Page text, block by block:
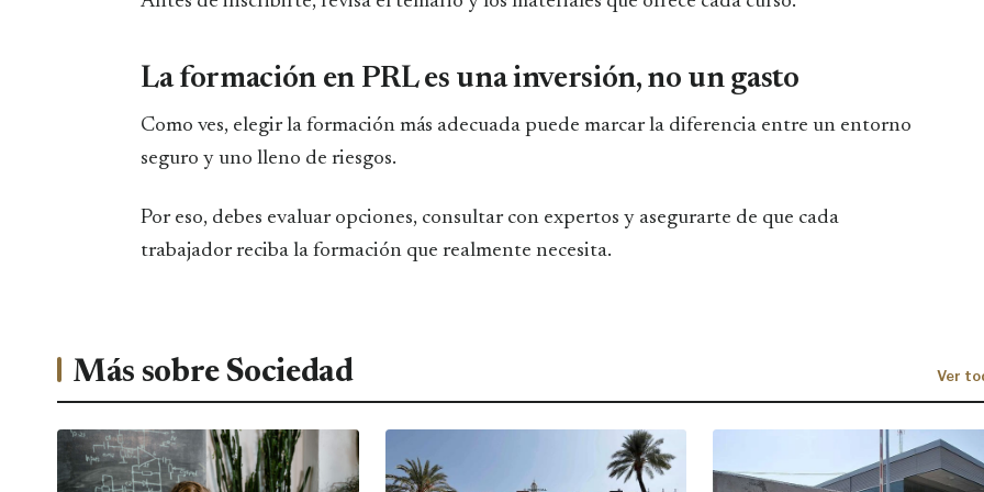
La formación en PRL es una inversión, no un gasto
Como ves, elegir la formación más adecuada puede marcar la diferencia entre un entorno
seguro y uno lleno de riesgos.
Por eso, debes evaluar opciones, consultar con expertos y asegurarte de que cada
trabajador reciba la formación que realmente necesita.
Más sobre Sociedad Ver